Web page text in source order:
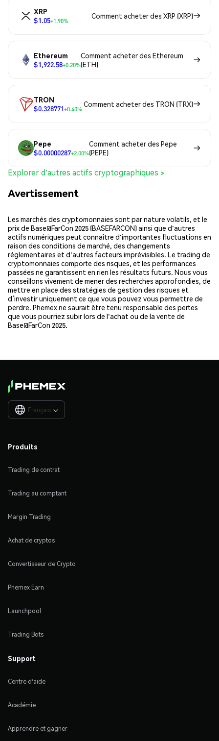
XRP
$1.05+1.90%
Comment acheter des XRP (XRP)
Ethereum
$1,922.58+0.20%
Comment acheter des Ethereum
(ETH)
TRON
$0.328771+0.40%
Comment acheter des TRON (TRX)
Pepe
$0.00000287+2.00%
Comment acheter des Pepe
(PEPE)
Explorer d'autres actifs cryptographiques >
Avertissement
Les marchés des cryptomonnaies sont par nature volatils, et le
prix de Base@FarCon 2025 (BASEFARCON) ainsi que d'autres
actifs numériques peut connaître d'importantes fluctuations en
raison des conditions de marché, des changements
réglementaires et d'autres facteurs imprévisibles. Le trading de
cryptomonnaies comporte des risques, et les performances
passées ne garantissent en rien les résultats futurs. Nous vous
conseillons vivement de mener des recherches approfondies, de
mettre en place des stratégies de gestion des risques et
d’investir uniquement ce que vous pouvez vous permettre de
perdre. Phemex ne saurait être tenu responsable des pertes
que vous pourriez subir lors de l'achat ou de la vente de
Base@FarCon 2025.
Français 
Produits
Trading de contrat
Trading au comptant
Margin Trading
Achat de cryptos
Convertisseur de Crypto
Phemex Earn
Launchpool
Trading Bots
Support
Centre d'aide
Académie
Apprendre et gagner